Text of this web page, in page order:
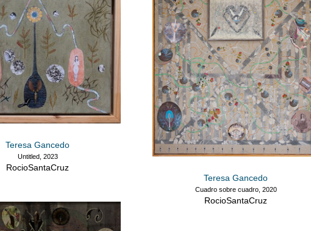
Teresa Gancedo
Untitled, 2023
RocioSantaCruz
Teresa Gancedo
Cuadro sobre cuadro, 2020
RocioSantaCruz